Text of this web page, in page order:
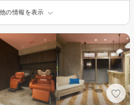
の情報を表示